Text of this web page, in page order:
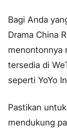
Bagi Anda
Drama China
menontonnya
tersedia di
seperti YoYo
Pastikan
mendukung